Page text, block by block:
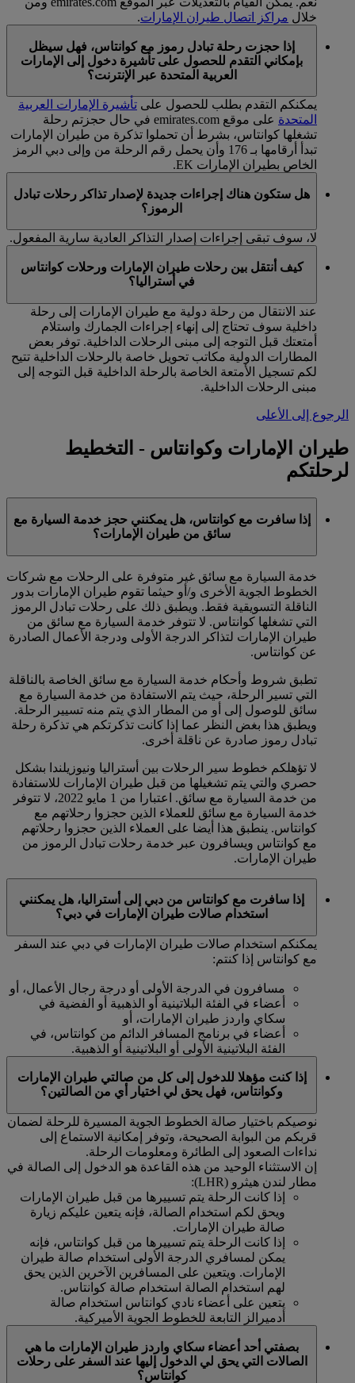
خلال مراكز اتصال طيران الإمارات.
إذا حجزت رحلة تبادل رموز مع كوانتاس، فهل سيظل
بإمكاني التقدم للحصول على تأشيرة دخول إلى الإمارات
العربية المتحدة عبر الإنترنت؟
يمكنكم التقدم بطلب للحصول على تأشيرة الإمارات العربية
المتحدة
على موقع emirates.com في حال حجزتم رحلة
تشغلها كوانتاس، بشرط أن تحملوا تذكرة من طيران الإمارات
تبدأ أرقامها بـ 176 وأن يحمل رقم الرحلة من وإلى دبي الرمز
الخاص بطيران الإمارات EK.
هل ستكون هناك إجراءات جديدة لإصدار تذاكر رحلات تبادل
الرموز؟
لا، سوف تبقى إجراءات إصدار التذاكر العادية سارية المفعول.
كيف أنتقل بين رحلات طيران الإمارات ورحلات كوانتاس
في أستراليا؟
عند الانتقال من رحلة دولية مع طيران الإمارات إلى رحلة
داخلية سوف تحتاج إلى إنهاء إجراءات الجمارك واستلام
أمتعتك قبل التوجه إلى مبنى الرحلات الداخلية. توفر بعض
المطارات الدولية مكاتب تحويل خاصة بالرحلات الداخلية تتيح
لكم تسجيل الأمتعة الخاصة بالرحلة الداخلية قبل التوجه إلى
مبنى الرحلات الداخلية.
الرجوع إلى الأعلى
طيران الإمارات وكوانتاس - التخطيط
لرحلتكم
إذا سافرت مع كوانتاس، هل يمكنني حجز خدمة السيارة مع
سائق من طيران الإمارات؟
خدمة السيارة مع سائق غير متوفرة على الرحلات مع شركات
الخطوط الجوية الأخرى و/أو حيثما تقوم طيران الإمارات بدور
الناقلة التسويقية فقط. ويطبق ذلك على رحلات تبادل الرموز
التي تشغلها كوانتاس. لا تتوفر خدمة السيارة مع سائق من
طيران الإمارات لتذاكر الدرجة الأولى ودرجة الأعمال الصادرة
عن كوانتاس.
تطبق شروط وأحكام خدمة السيارة مع سائق الخاصة بالناقلة
التي تسير الرحلة، حيث يتم الاستفادة من خدمة السيارة مع
سائق للوصول إلى أو من المطار الذي يتم منه تسيير الرحلة.
ويطبق هذا بغض النظر عما إذا كانت تذكرتكم هي تذكرة رحلة
تبادل رموز صادرة عن ناقلة أخرى.
لا تؤهلكم خطوط سير الرحلات بين أستراليا ونيوزيلندا بشكل
حصري والتي يتم تشغيلها من قبل طيران الإمارات للاستفادة
من خدمة السيارة مع سائق. اعتبارا من 1 مايو 2022، لا تتوفر
خدمة السيارة مع سائق للعملاء الذين حجزوا رحلاتهم مع
كوانتاس. ينطبق هذا أيضا على العملاء الذين حجزوا رحلاتهم
مع كوانتاس ويسافرون عبر خدمة رحلات تبادل الرموز من
طيران الإمارات.
إذا سافرت مع كوانتاس من دبي إلى أستراليا، هل يمكنني
استخدام صالات طيران الإمارات في دبي؟
يمكنكم استخدام صالات طيران الإمارات في دبي عند السفر
مع كوانتاس إذا كنتم:
مسافرون في الدرجة الأولى أو درجة رجال الأعمال، أو
أعضاء في الفئة البلاتينية أو الذهبية أو الفضية في
سكاي واردز طيران الإمارات، أو
أعضاء في برنامج المسافر الدائم من كوانتاس، في
الفئة البلاتينية الأولى أو البلاتينية أو الذهبية.
إذا كنت مؤهلا للدخول إلى كل من صالتي طيران الإمارات
وكوانتاس، فهل يحق لي اختيار أي من الصالتين؟
نوصيكم باختيار صالة الخطوط الجوية المسيرة للرحلة لضمان
قربكم من البوابة الصحيحة، وتوفر إمكانية الاستماع إلى
نداءات الصعود إلى الطائرة ومعلومات الرحلة.
إن الاستثناء الوحيد من هذه القاعدة هو الدخول إلى الصالة في
مطار لندن هيثرو (LHR):
إذا كانت الرحلة يتم تسييرها من قبل طيران الإمارات
ويحق لكم استخدام الصالة، فإنه يتعين عليكم زيارة
صالة طيران الإمارات.
إذا كانت الرحلة يتم تسييرها من قبل كوانتاس، فإنه
يمكن لمسافري الدرجة الأولى استخدام صالة طيران
الإمارات. ويتعين على المسافرين الآخرين الذين يحق
لهم استخدام الصالة استخدام صالة كوانتاس.
يتعين على أعضاء نادي كوانتاس استخدام صالة
أدميرالز التابعة للخطوط الجوية الأميركية.
بصفتي أحد أعضاء سكاي واردز طيران الإمارات ما هي
الصالات التي يحق لي الدخول إليها عند السفر على رحلات
كوانتاس؟